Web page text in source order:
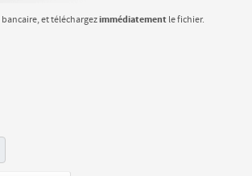
bancaire, et téléchargezimmédiatementle fichier.